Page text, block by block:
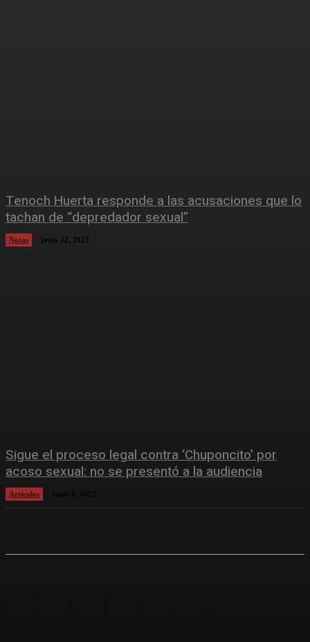
Tenoch Huerta responde a las acusaciones que lo
tachan de “depredador sexual”
Notas junio 12, 2023
Sigue el proceso legal contra ‘Chuponcito’ por
acoso sexual: no se presentó a la audiencia
Artículos